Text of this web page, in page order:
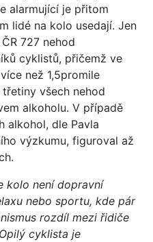
alarmující je přitom
lidé na kolo usedají. Jen
727 nehod
cyklistů, přičemž ve
než 1,5promile
všech nehod
alkoholu. V případě
alkohol, dle Pavla
výzkumu, figuroval až
kolo není dopravní
nebo sportu, kde pár
rozdíl mezi řidiče
cyklista je